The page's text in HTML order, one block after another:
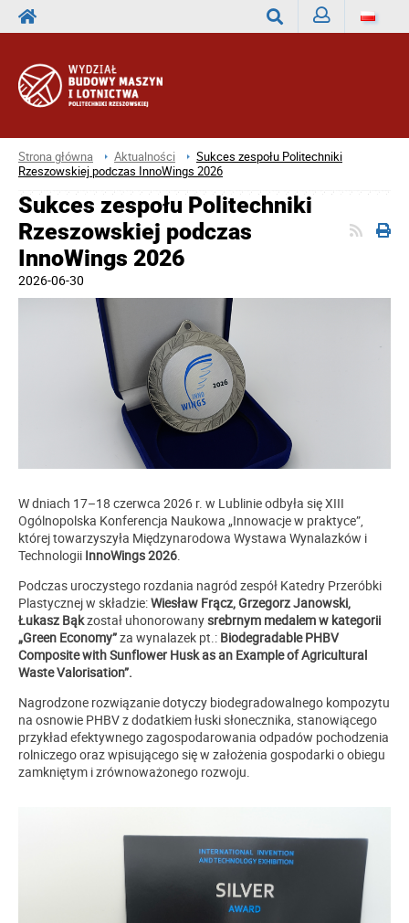
Strona główna Aktualności
Sukces zespołu Politechniki
Rzeszowskiej podczas InnoWings 2026
Sukces zespołu Politechniki
Rzeszowskiej podczas
InnoWings 2026
2026-06-30
W dniach 17–18 czerwca 2026 r. w Lublinie odbyła się XIII
Ogólnopolska Konferencja Naukowa „Innowacje w praktyce”,
której towarzyszyła Międzynarodowa Wystawa Wynalazków i
Technologii InnoWings 2026
Podczas uroczystego rozdania nagród zespół Katedry Przeróbki
Plastycznej w składzie:Wiesław Frącz, Grzegorz Janowski,
Łukasz Bąkzostał uhonorowanysrebrnym medalem w kategorii
„Green Economy”za wynalazek pt.: Biodegradable PHBV
Composite with Sunflower Husk as an Example of Agricultural
Waste Valorisation”.
Nagrodzone rozwiązanie dotyczy biodegradowalnego kompozytu
na osnowie PHBV z dodatkiem łuski słonecznika, stanowiącego
przykład efektywnego zagospodarowania odpadów pochodzenia
rolniczego oraz wpisującego się w założenia gospodarki o obiegu
zamkniętym i zrównoważonego rozwoju.